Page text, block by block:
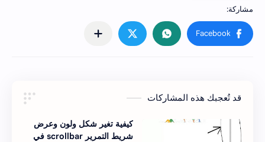
قد تُعجبك هذه المشاركات
كيفية تغير شكل ولون وعرض
شريط التمرير scrollbar في